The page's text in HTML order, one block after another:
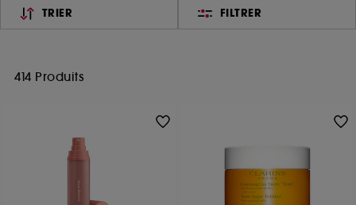
TRIER FILTRER
414 Produits